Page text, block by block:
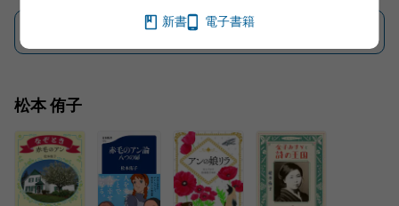
一覧を見る
松本 侑子
新書 電子書籍